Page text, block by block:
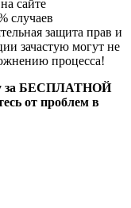
сайте
случаев
защита прав и
зачастую могут не
процесса!
за БЕСПЛАТНОЙ
от проблем в